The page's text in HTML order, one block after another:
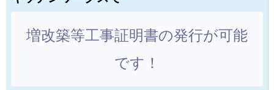
増改築等工事証明書の発行が可能
です！